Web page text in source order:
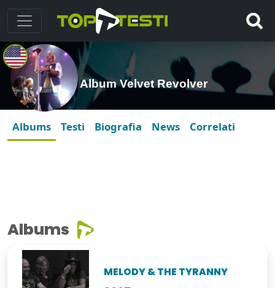
Album Velvet Revolver
Albums Testi Biografia News Correlati
Albums
MELODY & THE TYRANNY